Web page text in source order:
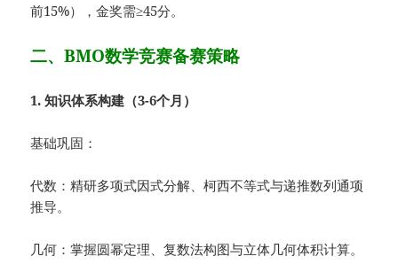
前15%），金奖需≥45分。
二、BMO数学竞赛备赛策略
1. 知识体系构建（3-6个月）
基础巩固：
代数：精研多项式因式分解、柯西不等式与递推数列通项
推导。
几何：掌握圆幂定理、复数法构图与立体几何体积计算。